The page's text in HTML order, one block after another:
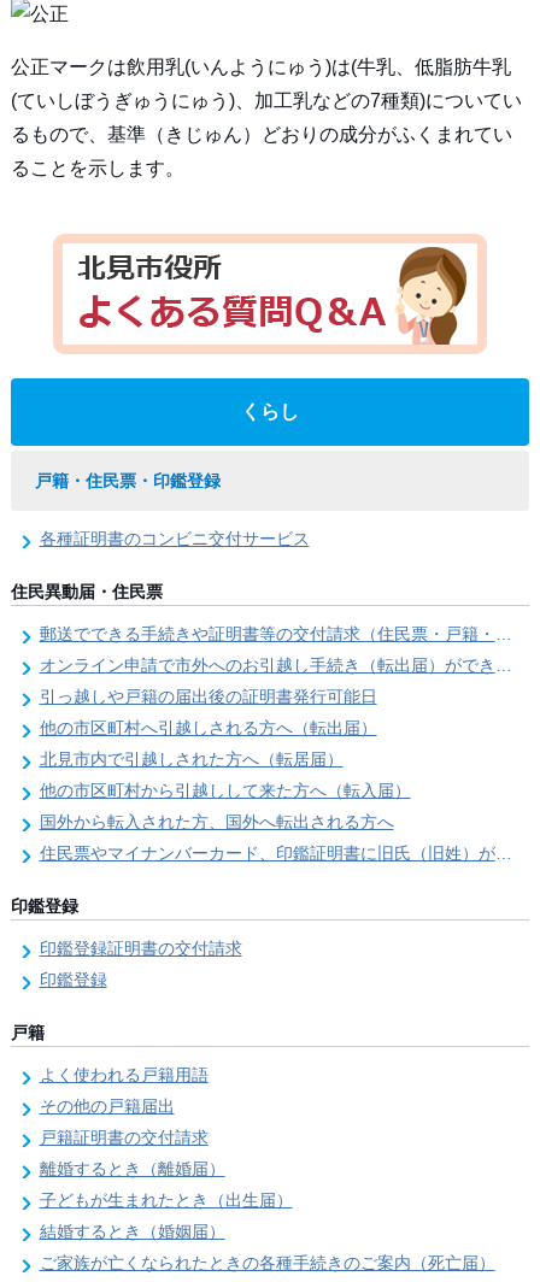
公正マークは飲用乳(いんようにゅう)は(牛乳、低脂肪牛乳
(ていしぼうぎゅうにゅう)、加工乳などの7種類)についてい
るもので、基準（きじゅん）どおりの成分がふくまれてい
ることを示します。
くらし
戸籍・住民票・印鑑登録
各種証明書のコンビニ交付サービス
住民異動届・住民票
郵送でできる手続きや証明書等の交付請求（住民票・戸籍・国民年金関係）
オンライン申請で市外へのお引越し手続き（転出届）ができます
引っ越しや戸籍の届出後の証明書発行可能日
他の市区町村へ引越しされる方へ（転出届）
北見市内で引越しされた方へ（転居届）
他の市区町村から引越しして来た方へ（転入届）
国外から転入された方、国外へ転出される方へ
住民票やマイナンバーカード、印鑑証明書に旧氏（旧姓）が併記できるようになりました！
印鑑登録
印鑑登録証明書の交付請求
印鑑登録
戸籍
よく使われる戸籍用語
その他の戸籍届出
戸籍証明書の交付請求
離婚するとき（離婚届）
子どもが生まれたとき（出生届）
結婚するとき（婚姻届）
ご家族が亡くなられたときの各種手続きのご案内（死亡届）